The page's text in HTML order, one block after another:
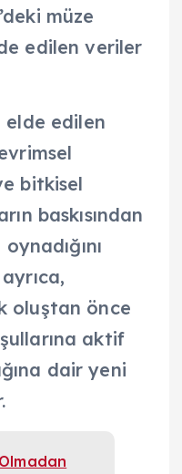
müze
edilen veriler
elde edilen
bitkisel
baskısından
oluştan önce
aktif
dair yeni